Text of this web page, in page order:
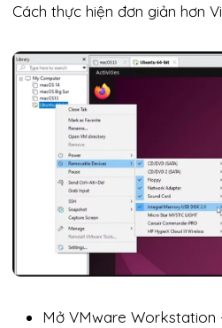
Cách thực hiện đơn giản hơn
Mở VMware Workstation